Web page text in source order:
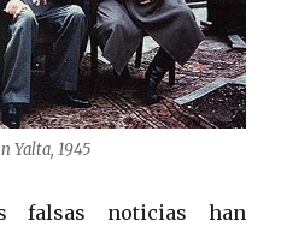
Yalta, 1945
falsas noticias han